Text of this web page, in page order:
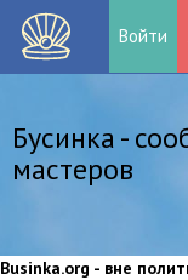
Войти
Бусинка -
мастеров
Businka.org - вне